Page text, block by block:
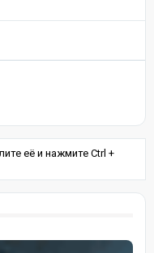
её и нажмите Ctrl +